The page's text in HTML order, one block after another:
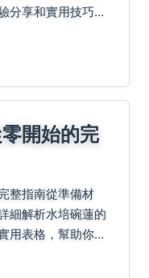
分享和實用技巧，
開始的完
整指南從準備材
細解析水培碗蓮的
用表格，幫助你輕